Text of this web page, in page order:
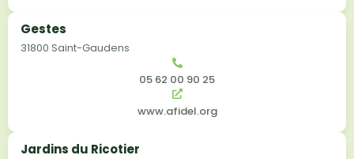
Gestes
31800 Saint-Gaudens
05 62 00 90 25
www.afidel.org
Jardins du Ricotier